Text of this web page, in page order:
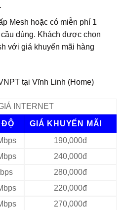
Mesh hoặc có miễn phí 1
dùng. Khách được chọn
với giá khuyến mãi hàng
tại Vĩnh Linh (Home)
INTERNET
ĐỘ
GIÁ KHUYẾN MÃI
190,000đ
240,000đ
280,000đ
220,000đ
270,000đ